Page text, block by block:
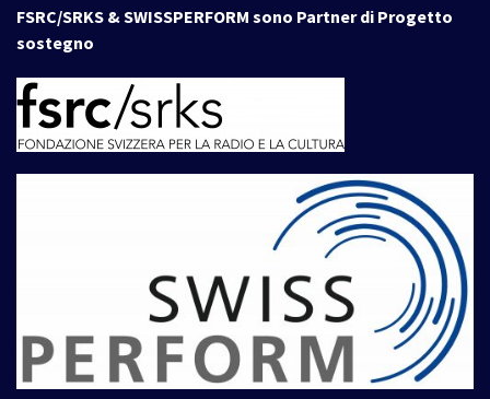
FSRC/SRKS & SWISSPERFORM sono Partner di Progetto
sostegno